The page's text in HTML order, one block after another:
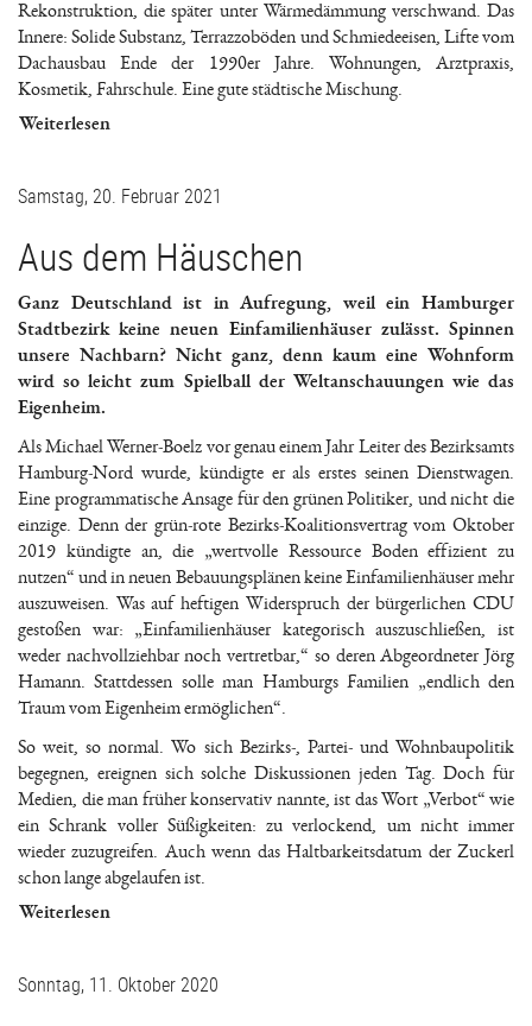
Rekonstruktion, die später unter Wärmedämmung verschwand. Das
Innere: Solide Substanz, Terrazzoböden und Schmiedeeisen, Lifte vom
Dachausbau Ende der 1990er Jahre. Wohnungen, Arztpraxis,
Kosmetik, Fahrschule. Eine gute städtische Mischung.
Weiterlesen
Samstag, 20. Februar 2021
Aus dem Häuschen
Ganz Deutschland ist in Aufregung, weil ein Hamburger
Stadtbezirk keine neuen Einfamilienhäuser zulässt. Spinnen
unsere Nachbarn? Nicht ganz, denn kaum eine Wohnform
wird so leicht zum Spielball der Weltanschauungen wie das
Eigenheim.
Als Michael Werner-Boelz vor genau einem Jahr Leiter des Bezirksamts
Hamburg-Nord wurde, kündigte er als erstes seinen Dienstwagen.
Eine programmatische Ansage für den grünen Politiker, und nicht die
einzige. Denn der grün-rote Bezirks-Koalitionsvertrag vom Oktober
2019 kündigte an, die „wertvolle Ressource Boden effizient zu
nutzen“ und in neuen Bebauungsplänen keine Einfamilienhäuser mehr
auszuweisen. Was auf heftigen Widerspruch der bürgerlichen CDU
gestoßen war: „Einfamilienhäuser kategorisch auszuschließen, ist
weder nachvollziehbar noch vertretbar,“ so deren Abgeordneter Jörg
Hamann. Stattdessen solle man Hamburgs Familien „endlich den
Traum vom Eigenheim ermöglichen“.
So weit, so normal. Wo sich Bezirks-, Partei- und Wohnbaupolitik
begegnen, ereignen sich solche Diskussionen jeden Tag. Doch für
Medien, die man früher konservativ nannte, ist das Wort „Verbot“ wie
ein Schrank voller Süßigkeiten: zu verlockend, um nicht immer
wieder zuzugreifen. Auch wenn das Haltbarkeitsdatum der Zuckerl
schon lange abgelaufen ist.
Weiterlesen
Sonntag, 11. Oktober 2020